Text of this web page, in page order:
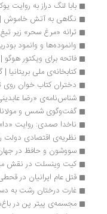
بابا لنگ دراز به روایت یوکوتا |
نگاهی به آتش خاموش | دلارام
ترانه «مرغ سحر» زیر تیغ
وانموده‌ها و وانمود بودریار
فاتحه برای ویکتور هوگو | فیلم
کتابخانه‌ی ملی بریتانیا |
دختران کتاب‌ خوان روی
شناس‌نامه‌ی «رضا عابدینی» |
گفت‌وگوی شمس و مولانا | فیلم
ناخدا صمدی: روایت «دا»
نظریه‌ی اقتصادی دولت رفاه به
سووشون و حافظ در جهان کتاب
کیت وینسلت در نقش میر از
قتل عام ایرانیان در قحطی
غارت درختان رشت به دست
مجسمه‌‌ی پیتر پن در باغ‌های